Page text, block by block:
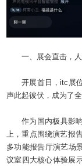
一、展会直击，
开展首日，itc展
声此起彼伏，成为了全
作为国内极具影
上，重点围绕演艺报
多功能报告厅演艺场
议室四大核心体验展